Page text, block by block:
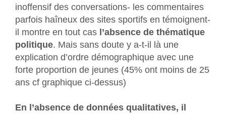
inoffensif des conversations- les commentaires
parfois haîneux des sites sportifs en témoignent-
il montre en tout cas l’absence de thématique
politique. Mais sans doute y a-t-il là une
explication d’ordre démographique avec une
forte proportion de jeunes (45% ont moins de 25
ans cf graphique ci-dessus)
En l’absence de données qualitatives, il